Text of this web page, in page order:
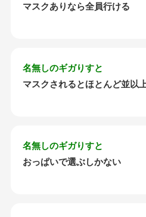
マスクありなら全員行ける
名無しのギガりすと
マスクされるとほとんど並以
名無しのギガりすと
おっぱいで選ぶしかない